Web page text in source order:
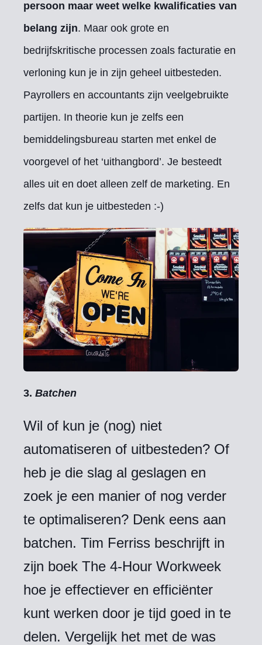
persoon maar weet welke kwalificaties van
belang zijn. Maar ook grote en
bedrijfskritische processen zoals facturatie en
verloning kun je in zijn geheel uitbesteden.
Payrollers en accountants zijn veelgebruikte
partijen. In theorie kun je zelfs een
bemiddelingsbureau starten met enkel de
voorgevel of het ‘uithangbord’. Je besteedt
alles uit en doet alleen zelf de marketing. En
zelfs dat kun je uitbesteden :-)
3. Batchen
Wil of kun je (nog) niet
automatiseren of uitbesteden? Of
heb je die slag al geslagen en
zoek je een manier of nog verder
te optimaliseren? Denk eens aan
batchen. Tim Ferriss beschrijft in
zijn boek The 4-Hour Workweek
hoe je effectiever en efficiënter
kunt werken door je tijd goed in te
delen. Vergelijk het met de was